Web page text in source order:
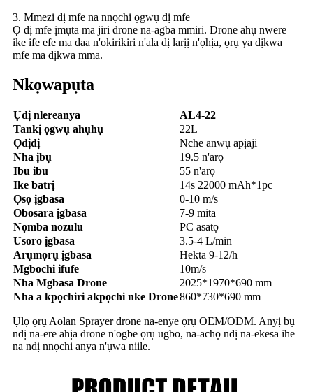
3. Mmezi dị mfe na nnọchi ọgwụ dị mfe
Ọ dị mfe ịmụta ma jiri drone na-agba mmiri. Drone ahụ nwere
ike ife efe ma daa n'okirikiri n'ala dị larịị n'ọhịa, ọrụ ya dịkwa
mfe ma dịkwa mma.
Nkọwapụta
Ụdị nlereanya
AL4-22
Tankị ọgwụ ahụhụ
22L
Ọdịdị
Nche anwụ apịaji
Nha ịbụ
19.5 n'arọ
Ibu ibu
55 n'arọ
Ike batrị
14s 22000 mAh*1pc
Ọsọ ịgbasa
0-10 m/s
Obosara ịgbasa
7-9 mita
Nọmba nozulu
PC asatọ
Usoro ịgbasa
3.5-4 L/min
Arụmọrụ ịgbasa
Hekta 9-12/h
Mgbochi ifufe
10m/s
Nha Mgbasa Drone
2025*1970*690 mm
Nha a kpọchiri akpọchi nke Drone860*730*690 mm
Ụlọ ọrụ Aolan Sprayer drone na-enye ọrụ OEM/ODM. Anyị bụ
ndị na-ere ahịa drone n'ogbe ọrụ ugbo, na-achọ ndị na-ekesa ihe
na ndị nnọchi anya n'ụwa niile.